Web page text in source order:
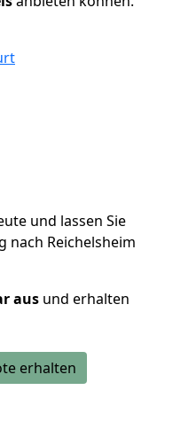
und lassen Sie
nach Reichelsheim
aus und erhalten
erhalten